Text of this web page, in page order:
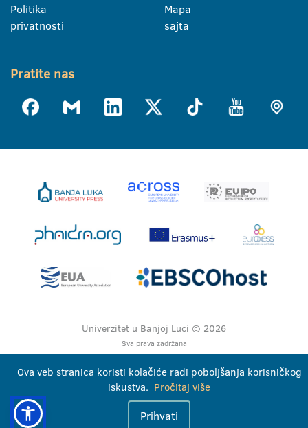
Politika
privatnosti
Mapa
sajta
Pratite nas
Univerzitet u Banjoj Luci © 2026
Sva prava zadržana
Ova veb stranica koristi kolačiće radi poboljšanja korisničkog
iskustva. Pročitaj više
Prihvati